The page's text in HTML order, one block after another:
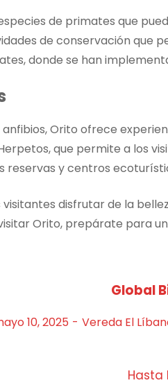
de primates que
de conservación que
donde se han
Orito ofrece
que permite a los
reservas y centros
disfrutar de la
Orito, prepárate para
Global
10, 2025 - Vereda El
Hasta